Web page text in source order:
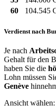
60
104.545
Verdienst nach
Je nach
Gehalt für den
haben Sie die
Lohn müssen
Genève
Ansicht wählen: